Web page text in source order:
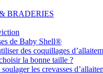
BRADERIES
de Baby Shell®
des coquillages
la bonne taille ?
les crevasses